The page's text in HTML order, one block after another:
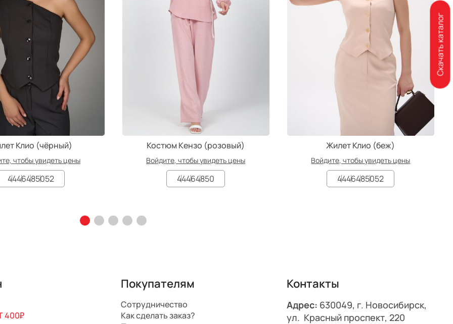
Клио (чёрный)
чтобы увидеть цены
4446485052
Костюм Кензо (розовый)
Войдите, чтобы увидеть цены
44464850
Жилет Клио (беж)
Войдите, чтобы увидеть цены
4446485052
400₽
Покупателям
Сотрудничество
Как сделать заказ?
Контакты
Адрес: 630049, г. Новосибирск,
ул. Красный проспект, 220
Скачать каталог